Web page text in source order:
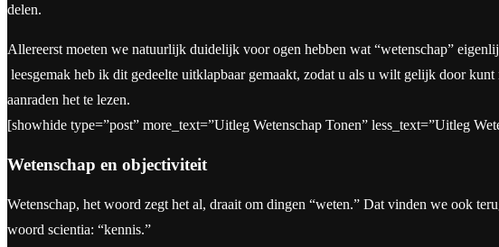
delen.
Allereerst moeten we natuurlijk duidelijk voor ogen hebben wat “wetenschap”
leesgemak heb ik dit gedeelte uitklapbaar gemaakt, zodat u als u wilt gelijk door
aanraden het te lezen.
[showhide type=”post” more_text=”Uitleg Wetenschap Tonen” less_text=”Uitleg
Wetenschap en objectiviteit
Wetenschap, het woord zegt het al, draait om dingen “weten.” Dat vinden we ook
woord scientia: “kennis.”